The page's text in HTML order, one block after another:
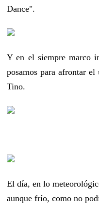
Dance".
Y en el siempre marco
posamos para afrontar
Tino.
El día, en lo
aunque frío, como no